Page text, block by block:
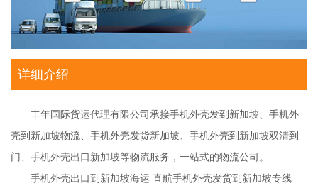
详细介绍
丰年国际货运代理有限公司承接手机外壳发到新加坡、手机外
壳到新加坡物流、手机外壳发货新加坡、手机外壳到新加坡双清到
门、手机外壳出口新加坡等物流服务，一站式的物流公司。
手机外壳出口到新加坡海运 直航手机外壳发货到新加坡专线